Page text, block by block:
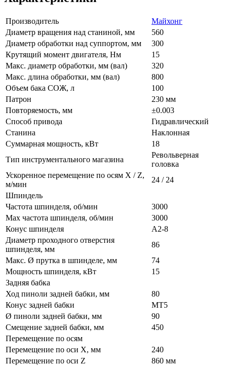
Производитель
Майхонг
Диаметр вращения над станиной, мм
560
Диаметр обработки над суппортом, мм
300
Крутящий момент двигателя, Нм
15
Макс. диаметр обработки, мм (вал)
320
Макс. длина обработки, мм (вал)
800
Объем бака СОЖ, л
100
Патрон
230 мм
Повторяемость, мм
±0.003
Способ привода
Гидравлический
Станина
Наклонная
Суммарная мощность, кВт
18
Тип инструментального магазина
Револьверная
головка
Ускоренное перемещение по осям X / Z,
м/мин
24 / 24
Шпиндель
Частота шпинделя, об/мин
3000
Max частота шпинделя, об/мин
3000
Конус шпинделя
A2-8
Диаметр проходного отверстия
шпинделя, мм
86
Макс. Ø прутка в шпинделе, мм
74
Мощность шпинделя, кВт
15
Задняя бабка
Ход пиноли задней бабки, мм
80
Конус задней бабки
МТ5
Ø пиноли задней бабки, мм
90
Смещение задней бабки, мм
450
Перемещение по осям
Перемещение по оси X, мм
240
Перемещение по оси Z
860 мм